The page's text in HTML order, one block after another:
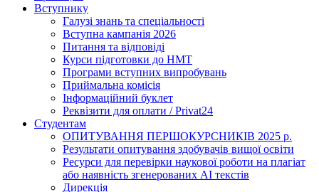
Вступнику
Галузі знань та спеціальності
Вступна кампанія 2026
Питання та відповіді
Курси підготовки до НМТ
Програми вступних випробувань
Приймальна комісія
Інформаційний буклет
Реквізити для оплати / Privat24
Студентам
ОПИТУВАННЯ ПЕРШОКУРСНИКІВ 2025 р.
Результати опитування здобувачів вищої освіти
Ресурси для перевірки наукової роботи на плагіат
або наявність згенерованих АІ текстів
Дирекція